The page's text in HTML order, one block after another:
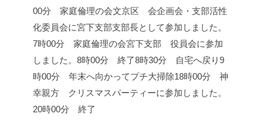
00分 家庭倫理の会文京区 会企画会・支部活性
化委員会に宮下支部支部長として参加しました。
7時00分 家庭倫理の会宮下支部 役員会に参加
しました。 8時00分 終了8時30分 自宅へ戻り9
時00分 年末へ向かってプチ大掃除18時00分 神
幸親方 クリスマスパーティーに参加しました。
20時00分 終了